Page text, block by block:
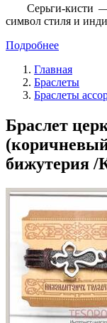
Серьги-кисти
символ стиля и
Подробнее
Главная
Браслеты
Браслеты
Браслет
бижутерия /